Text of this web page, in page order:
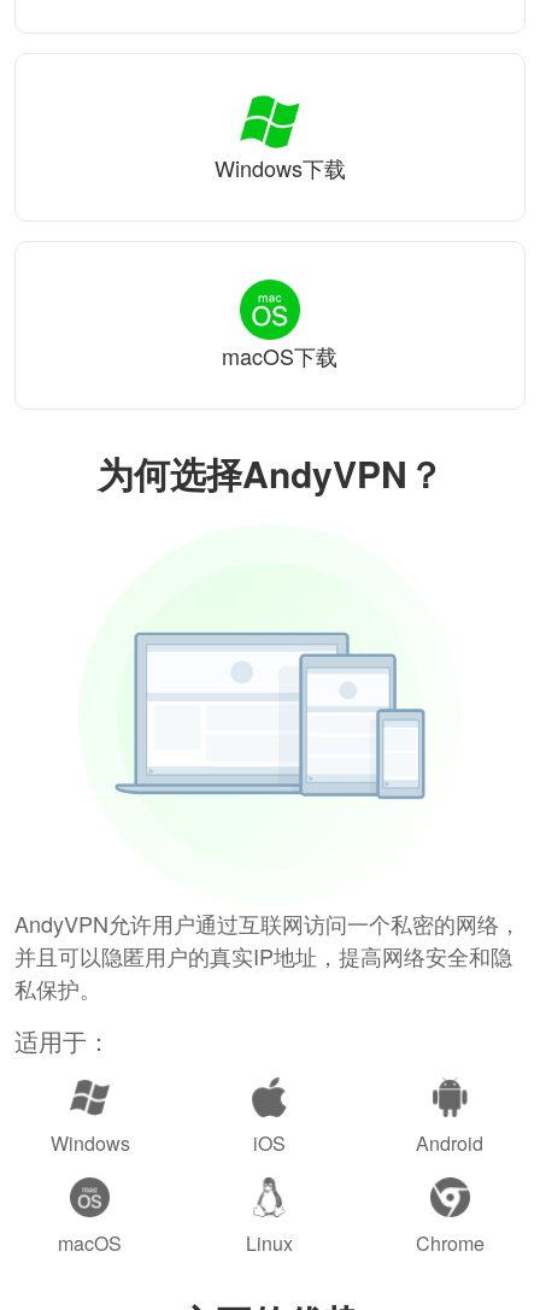
为何选择AndyVPN？
AndyVPN允许用户通过互联网访问一个私密的网络，
并且可以隐匿用户的真实IP地址，提高网络安全和隐
私保护。
适用于：
Windows iOS Android
macOS Linux Chrome
Windows下载
macOS下载